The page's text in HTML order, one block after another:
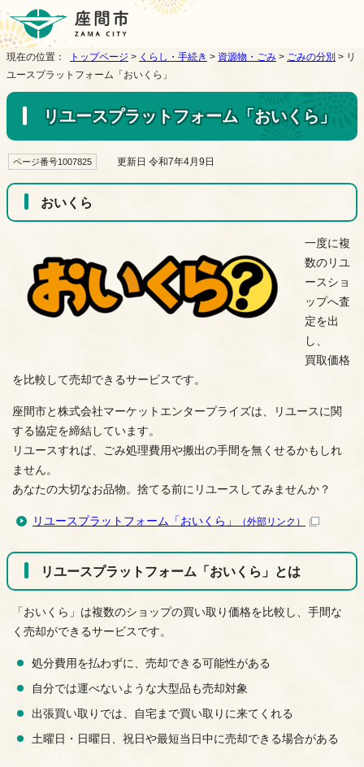
現在の位置： トップページ > くらし・手続き > 資源物・ごみ > ごみの分別 > リ
ユースプラットフォーム「おいくら」
リユースプラットフォーム「おいくら」
ページ番号1007825 更新日 令和7年4月9日
おいくら
一度に複
数のリユ
ースショ
ップへ査
定を出
し、
買取価格
を比較して売却できるサービスです。
座間市と株式会社マーケットエンタープライズは、リユースに関
する協定を締結しています。
リユースすれば、ごみ処理費用や搬出の手間を無くせるかもしれ
ません。
あなたの大切なお品物。捨てる前にリユースしてみませんか？
リユースプラットフォーム「おいくら」 （外部リンク）
リユースプラットフォーム「おいくら」とは
「おいくら」は複数のショップの買い取り価格を比較し、手間な
く売却ができるサービスです。
処分費用を払わずに、売却できる可能性がある
自分では運べないような大型品も売却対象
出張買い取りでは、自宅まで買い取りに来てくれる
土曜日・日曜日、祝日や最短当日中に売却できる場合がある